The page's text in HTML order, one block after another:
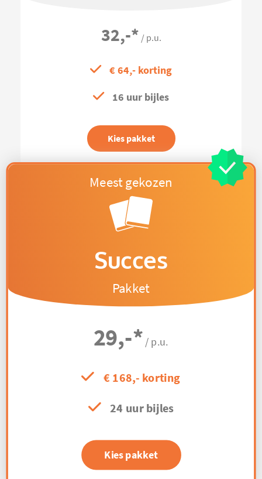
32,-* / p.u.
€ 64,- korting
16 uur bijles
Kies pakket
Succes
Pakket
29,-* / p.u.
€ 168,- korting
24 uur bijles
Kies pakket